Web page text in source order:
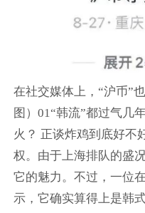
在社交媒体上，“沪币”
图）01“韩流”都过气几
火？ 正谈炸鸡到底好不
权。由于上海排队的盛
它的魅力。不过，一位
示，它确实算得上是韩